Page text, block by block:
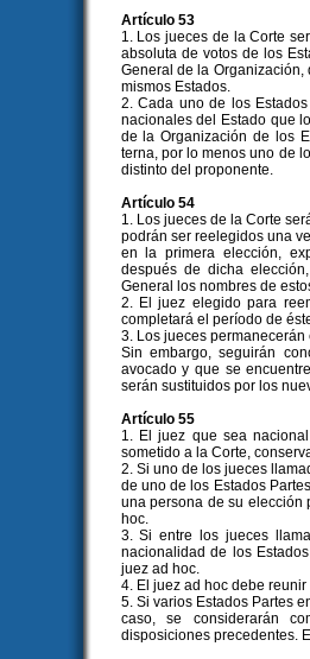
Artículo 53
1. Los jueces de la Corte
absoluta de votos de los
General de la
mismos Estados.
2. Cada uno de los
nacionales del Estado que
de la Organización de los
terna, por lo menos uno de
distinto del proponente.
Artículo 54
1. Los jueces de la Corte
podrán ser reelegidos una
en la primera elección,
después de dicha
General los nombres de
2. El juez elegido para
completará el período de
3. Los jueces
Sin embargo, seguirán
avocado y que se
serán sustituidos por los
Artículo 55
1. El juez que sea
sometido a la Corte,
2. Si uno de los jueces
de uno de los Estados
una persona de su elección
hoc.
3. Si entre los jueces
nacionalidad de los
juez ad hoc.
4. El juez ad hoc debe
5. Si varios Estados Partes
caso, se considerarán
disposiciones precedentes.